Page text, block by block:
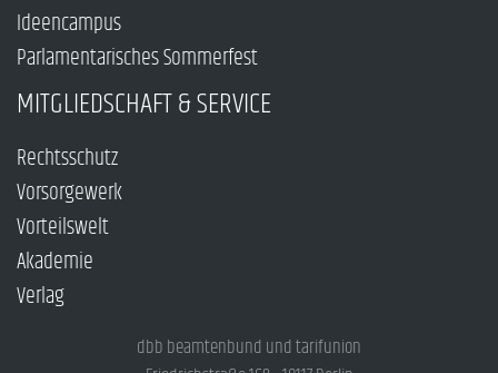
Ideencampus
Parlamentarisches Sommerfest
MITGLIEDSCHAFT & SERVICE
Rechtsschutz
Vorsorgewerk
Vorteilswelt
Akademie
Verlag
dbb beamtenbund und tarifunion